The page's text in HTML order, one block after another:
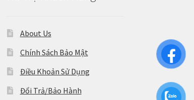
About Us
Chính Sách Bảo Mật
Điều Khoản Sử Dụng
Đổi Trả/Bảo Hành